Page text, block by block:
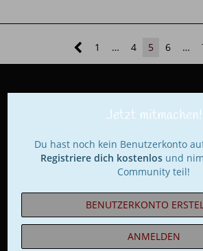
1 … 4 5 6 …
Jetzt mitmachen!
Du hast noch kein Benutzerkonto
Registriere dich kostenlos und
Community teil!
BENUTZERKONTO
ANMELDEN